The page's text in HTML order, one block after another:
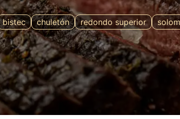
bistec chuletón redondo superior